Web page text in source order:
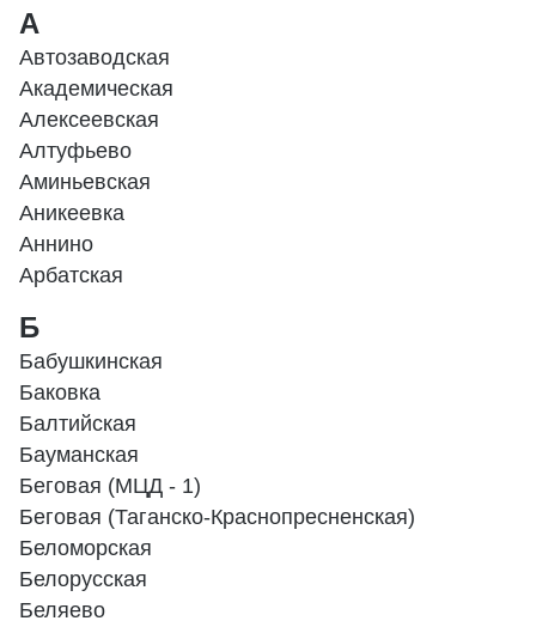
А
Автозаводская
Академическая
Алексеевская
Алтуфьево
Аминьевская
Аникеевка
Аннино
Арбатская
Б
Бабушкинская
Баковка
Балтийская
Бауманская
Беговая (МЦД - 1)
Беговая (Таганско-Краснопресненская)
Беломорская
Белорусская
Беляево